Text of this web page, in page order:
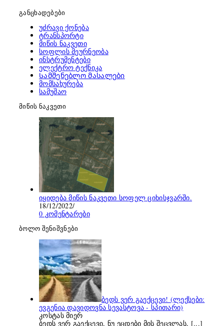
განცხადებები
უძრავი ქონება
ტრანსპორტი
მიწის ნაკვეთი
სოფლის მეურნეობა
ინსტრუმენტები
ელექტრო ტექნიკა
Სამშენებლო მასალები
მომსახურება
სამუშაო
მიწის ნაკვეთი
იყიდება მიწის ნაკვეთი სოფელ ციხისჯვარში.
18/12/2022/
0 კომენტარები
ბოლო შენიშვნები
ბედს ვერ გაექცევი! (ლექსები:
ევგენია დავიდოვნა სევასტოვა - სპითარი)
კოსტას მიერ
ბედს ვერ გაექცევი, ნუ ეცდები მის შეცვლას, [...]